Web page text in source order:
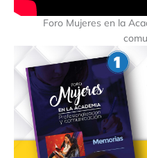
Foro Mujeres en la